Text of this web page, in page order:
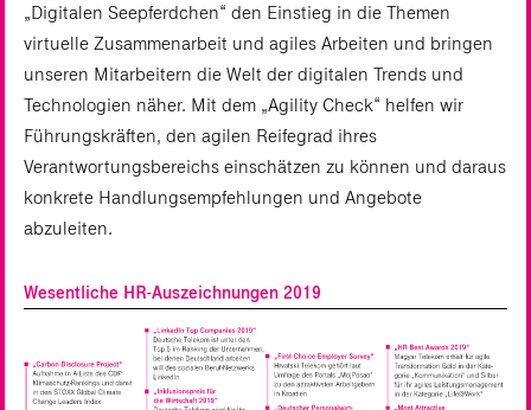
„Digitalen Seepferdchen“ den Einstieg in die Themen
virtuelle Zusammenarbeit und agiles Arbeiten und bringen
unseren Mitarbeitern die Welt der digitalen Trends und
Technologien näher. Mit dem „Agility Check“ helfen wir
Führungskräften, den agilen Reifegrad ihres
Verantwortungsbereichs einschätzen zu können und daraus
konkrete Handlungsempfehlungen und Angebote
abzuleiten.
Wesentliche HR-Auszeichnungen 2019